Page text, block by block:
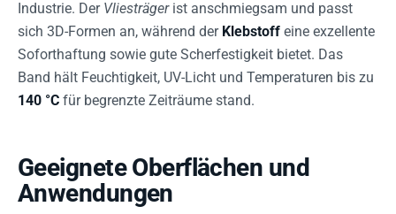
Industrie. Der Vliesträgerist anschmiegsam und passt
sich 3D-Formen an, während der Klebstoff eine exzellente
Soforthaftung sowie gute Scherfestigkeit bietet. Das
Band hält Feuchtigkeit, UV-Licht und Temperaturen bis zu
140 °C für begrenzte Zeiträume stand.
Geeignete Oberflächen und
Anwendungen